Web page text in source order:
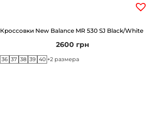
Кроссовки New Balance MR 530 SJ Black/White
2600 грн
36 37 38 39 40 +2 размера